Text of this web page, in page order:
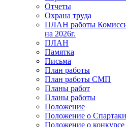
Отчеты
Охрана труда
ПЛАН работы
на 2026г.
ПЛАН
Памятка
Письма
План работы
План работы СМП
Планы работ
Планы работы
Положение
Положение о
Положение о конкурсе